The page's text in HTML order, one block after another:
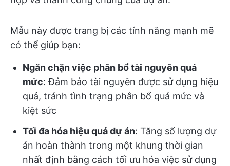
Mẫu này được trang bị các tính năng mạnh mẽ
có thể giúp bạn:
Ngăn chặn việc phân bổ tài nguyên quá
mức: Đảm bảo tài nguyên được sử dụng hiệu
quả, tránh tình trạng phân bổ quá mức và
kiệt sức
Tối đa hóa hiệu quả dự án: Tăng số lượng dự
án hoàn thành trong một khung thời gian
nhất định bằng cách tối ưu hóa việc sử dụng